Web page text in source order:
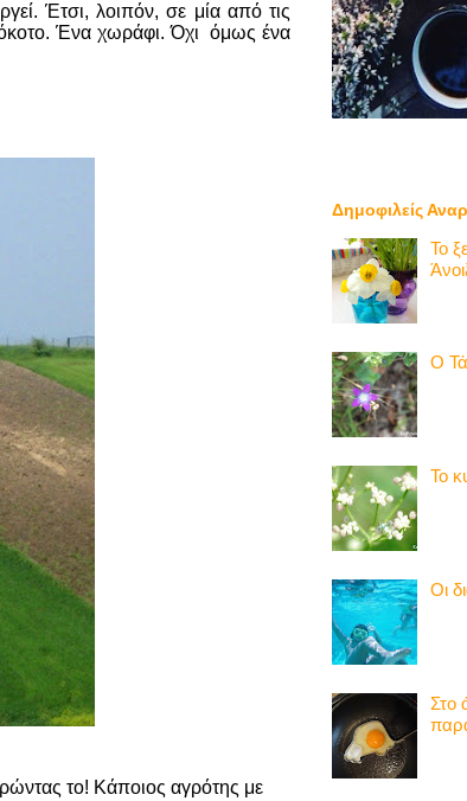
Έτσι, λοιπόν, σε μία από τις
Ένα χωράφι. Όχι
όμως ένα
το! Κάποιος αγρότης με
Δημοφιλείς
Το
Ο
Το
Οι
Στο